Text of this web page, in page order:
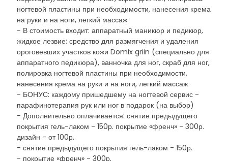
ногтевой пластины при необходимости, нанесения крема
на руки и на ноги, легкий массаж
- В стоимость входит: аппаратный маникюр и педикюр,
жидкое лезвие: средство для размягчения и удаления
ороговевших участков кожи Domix griin (специально для
аппаратного педикюра), ванночка для ног, скраб для ног,
полировка ногтевой пластины при необходимости,
нанесения крема на руки и на ноги, легкий массаж
- БОНУС: каждому пришедшему на ногтевой сервис -
парафинотерапия рук или ног в подарок (на выбор)
- Дополнительно оплачивается: снятие предыдущего
покрытия гель-лаком - 150р. покрытие «френч» - 300р.
дизайн - от 100р.
- снятие предыдущего покрытия гель-лаком - 150р.
- покрытие «френч» - 300р.